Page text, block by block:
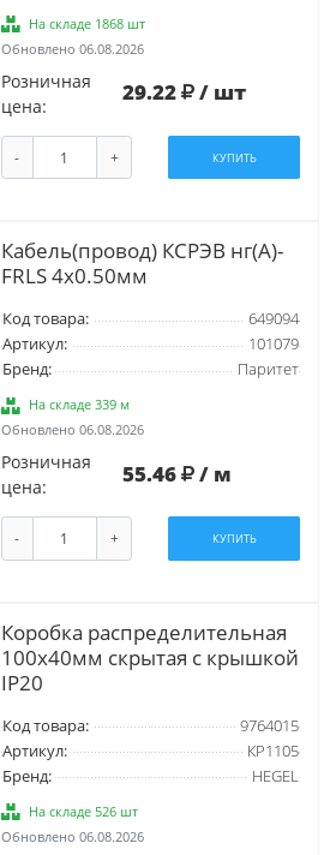
На складе 1868 шт
Обновлено 06.08.2026
Розничная
цена:
29.22 / шт
- + КУПИТЬ
Кабель(провод) КСРЭВ нг(А)-
FRLS 4х0.50мм
Код товара:
649094
Артикул:
101079
Бренд:
Паритет
На складе 339 м
Обновлено 06.08.2026
Розничная
цена:
55.46 / м
- + КУПИТЬ
Коробка распределительная
100х40мм скрытая с крышкой
IP20
Код товара:
9764015
Артикул:
КР1105
Бренд:
HEGEL
На складе 526 шт
Обновлено 06.08.2026